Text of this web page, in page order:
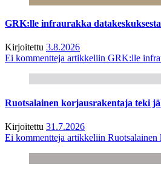
GRK:lle infraurakka
Kirjoitettu 3.8.2026
Ei kommentteja artikkeliin GRK:lle
Ruotsalainen korjausrakentaja teki
Kirjoitettu 31.7.2026
Ei kommentteja artikkeliin Ruotsalainen